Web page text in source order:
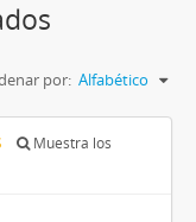
por: Alfabético
Muestra los